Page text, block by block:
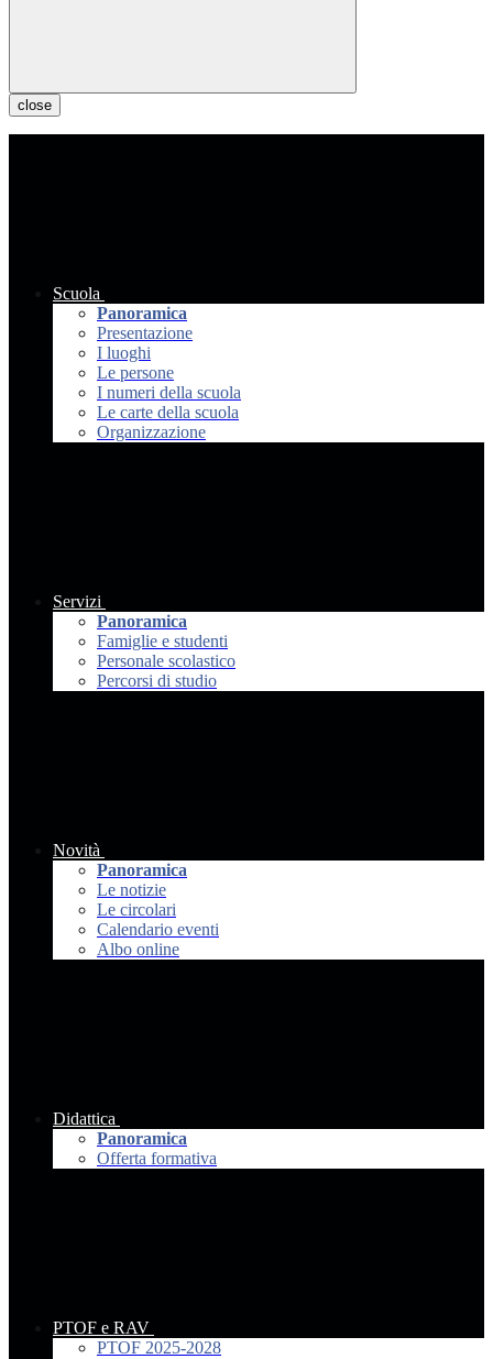
close
Scuola
Panoramica
Presentazione
I luoghi
Le persone
I numeri della scuola
Le carte della scuola
Organizzazione
Servizi
Panoramica
Famiglie e studenti
Personale scolastico
Percorsi di studio
Novità
Panoramica
Le notizie
Le circolari
Calendario eventi
Albo online
Didattica
Panoramica
Offerta formativa
PTOF e RAV
PTOF 2025-2028